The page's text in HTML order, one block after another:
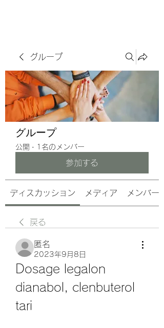
グループ
グループ
公開 · 1名のメンバー
参加する
ディスカッション メディア メンバー
戻る
匿名
2023年9月8日
Dosage legalon
dianabol, clenbuterol
tari